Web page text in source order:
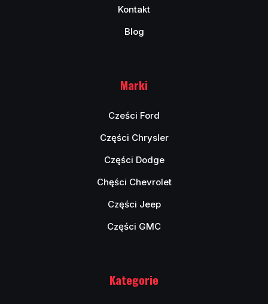
Kontakt
Blog
Marki
Cześci Ford
Części Chrysler
Części Dodge
Chęści Chevrolet
Części Jeep
Części GMC
Kategorie